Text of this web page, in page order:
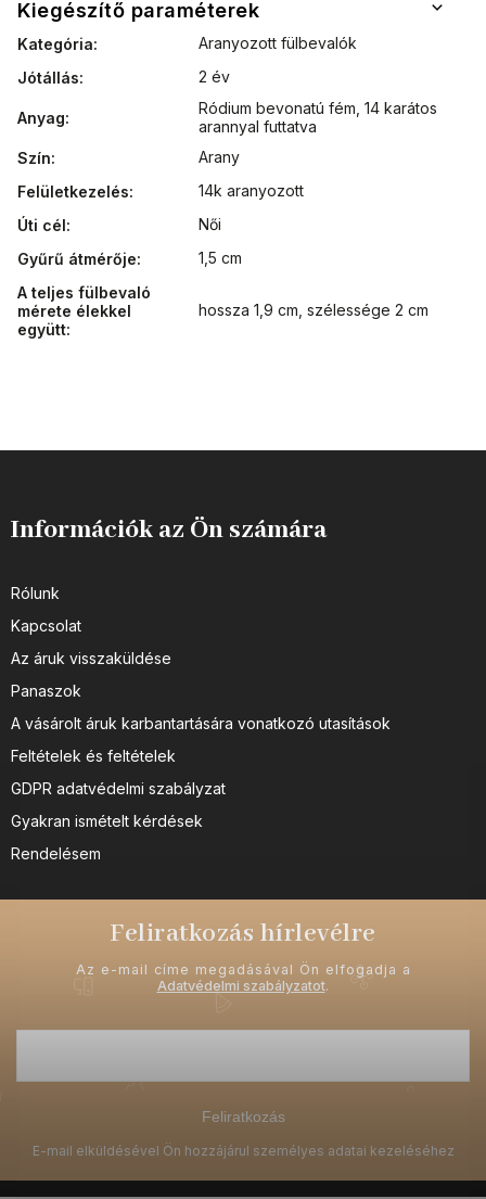
Kiegészítő paraméterek
Kategória:
Aranyozott fülbevalók
Jótállás: 2 év
Anyag:
Ródium bevonatú fém 14 karátos
arannyal futtatva
Szín:
Arany
Felületkezelés:
14k aranyozott
Úti cél:
Női
Gyűrű átmérője:
1,5 cm
A teljes fülbevaló
mérete élekkel
együtt:
hossza 1,9 cm, szélessége 2 cm
Információk az Ön számára
Rólunk
Kapcsolat
Az áruk visszaküldése
Panaszok
A vásárolt áruk karbantartására vonatkozó utasítások
Feltételek és feltételek
GDPR adatvédelmi szabályzat
Gyakran ismételt kérdések
Rendelésem
Feliratkozás hírlevélre
Az e-mail címe megadásával Ön elfogadja a
Adatvédelmi szabályzatot.
Feliratkozás